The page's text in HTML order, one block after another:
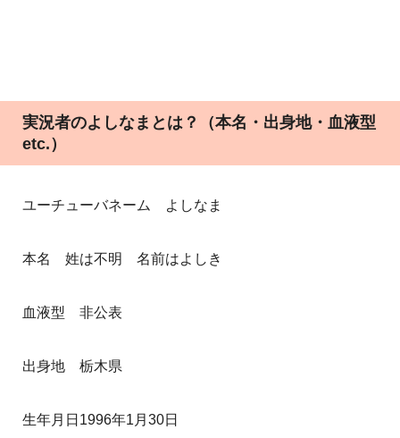
実況者のよしなまとは？（本名・出身地・血液型
etc.）
ユーチューバネーム よしなま
本名 姓は不明 名前はよしき
血液型 非公表
出身地 栃木県
生年月日1996年1月30日